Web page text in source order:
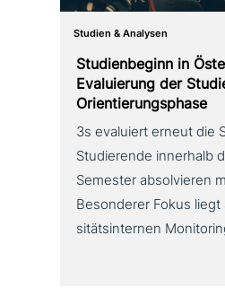
Studien & Analysen
Studienbeginn in
Evaluierung der
Orientierungsphase
3s evaluiert erneut die
Studierende innerhalb
Semester absol­vie­ren
Besonderer Fokus
si­täts­in­ter­nen